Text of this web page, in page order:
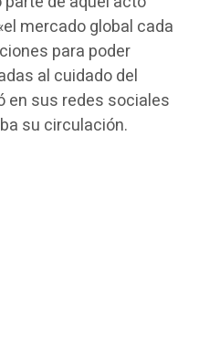
mercado global cada
para poder
al cuidado del
en sus redes sociales
su circulación.